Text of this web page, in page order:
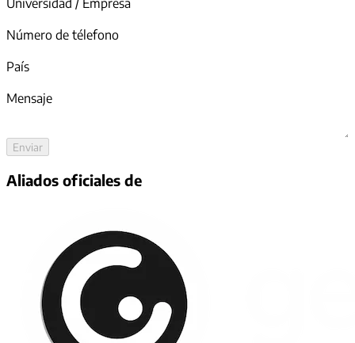
Número de télefono
País
Mensaje
Enviar
Aliados oficiales de